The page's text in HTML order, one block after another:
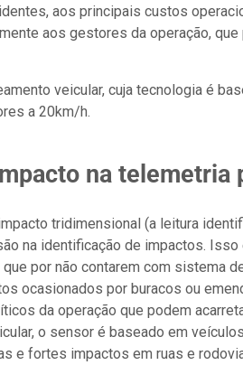
aos principais custos
aos gestores da operação,
veicular, cuja tecnologia é
a 20km/h.
na telemetria
tridimensional (a leitura
na identificação de impactos.
por não contarem com sistema
ocasionados por buracos ou
da operação que podem
o sensor é baseado em
e fortes impactos em ruas e